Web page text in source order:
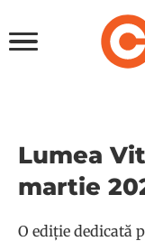
Lumea
martie
O ediție dedicată